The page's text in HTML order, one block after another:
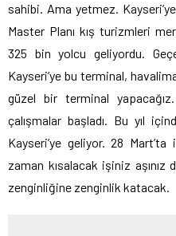
sahibi. Ama yetmez.
Master Planı kış turizmleri
325 bin yolcu geliyordu.
Kayseri’ye bu terminal,
güzel bir terminal
çalışmalar başladı. Bu yıl
Kayseri’ye geliyor. 28 Mart’ta
zaman kısalacak işiniz aşınız
zenginliğine zenginlik katacak.